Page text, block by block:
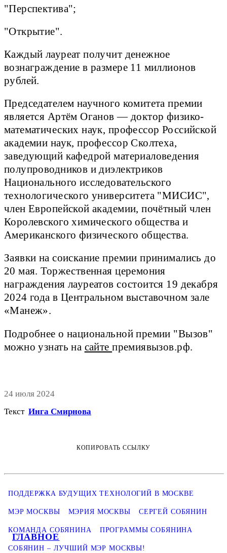
ГЛАВНОЕ
"Перспектива";
"Открытие".
Каждый лауреат получит денежное
вознаграждение в размере 11 миллионов
рублей.
Председателем научного комитета премии
является Артём Оганов — доктор физико-
математических наук, профессор Российской
академии наук, профессор Сколтеха,
заведующий кафедрой материаловедения
полупроводников и диэлектриков
Национального исследовательского
технологического университета "МИСИС",
член Европейской академии, почётный член
Королевского химического общества и
Американского физического общества.
Заявки на соискание премии принимались до
20 мая. Торжественная церемония
награждения лауреатов состоится 19 декабря
2024 года в Центральном выставочном зале
«Манеж».
Подробнее о национальной премии "Вызов"
можно узнать на сайтепремиявызов.рф.
24 июля 2024
Текст Инга Смирнова
КОПИРОВАТЬ ССЫЛКУ
ПОДДЕРЖКА БУДУЩИХ ТЕХНОЛОГИЙ В МОСКВЕ
МЭР МОСКВЫ МЭРИЯ МОСКВЫ СЕРГЕЙ СОБЯНИН
КОМАНДА СОБЯНИНА ПРОГРАММЫ СОБЯНИНА
СОБЯНИН – ЛУЧШИЙ МЭР МОСКВЫ!